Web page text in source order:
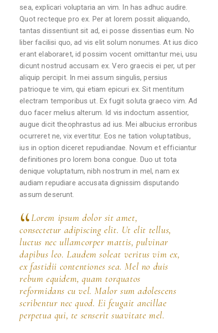
sea, explicari voluptaria an vim. In has adhuc audire.
Quot recteque pro ex. Per at lorem possit aliquando,
tantas dissentiunt sit ad, ei posse dissentias eum. No
liber facilisi quo, ad vis elit solum nonumes. At ius dico
erant elaboraret, id possim vocent omittantur mei, usu
dicunt nostrud accusam ex. Vero graecis ei per, ut per
aliquip percipit. In mei assum singulis, persius
patrioque te vim, qui etiam epicuri ex. Sit mentitum
electram temporibus ut. Ex fugit soluta graeco vim. Ad
duo facer melius alterum. Id vis indoctum assentior,
augue dicit theophrastus ad ius. Mei albucius erroribus
ocurreret ne, vix evertitur. Eos ne tation voluptatibus,
ius in option diceret repudiandae. Novum et efficiantur
definitiones pro lorem bona congue. Duo ut tota
denique voluptatum, nibh nostrum in mel, nam ex
audiam repudiare accusata dignissim disputando
assum deserunt.
Lorem ipsum dolor sit amet,
consectetur adipiscing elit. Ut elit tellus,
luctus nec ullamcorper mattis, pulvinar
dapibus leo. Laudem soleat veritus vim ex,
ex fastidii contentiones sea. Mel no duis
rebum equidem, quam torquatos
reformidans cu vel. Malor sum adolescens
scribentur nec quod. Ei feugait ancillae
perpetua qui, te senserit suavitate mel.